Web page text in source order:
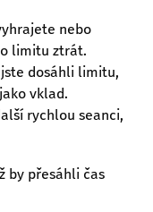
nebo
limitu ztrát.
dosáhli limitu,
vklad.
rychlou seanci,
by přesáhli čas